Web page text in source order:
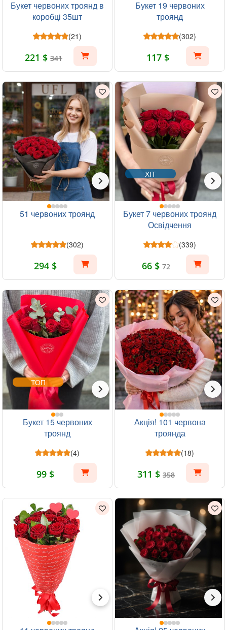
Букет червоних троянд в
коробці 35шт
(21)
221 $ 341
Букет 19 червоних
троянд
(302)
117 $
51 червоних троянд
(302)
294 $
ХІТ
Букет 7 червоних троянд
Освідчення
(339)
66 $ 72
ТОП
Букет 15 червоних
троянд
(4)
99 $
Акція! 101 червона
троянда
(18)
311 $ 358